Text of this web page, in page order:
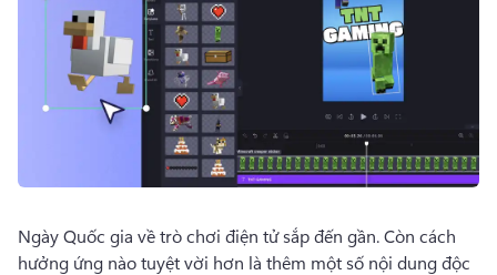
Ngày Quốc gia về trò chơi điện tử sắp đến gần. Còn cách
hưởng ứng nào tuyệt vời hơn là thêm một số nội dung độc